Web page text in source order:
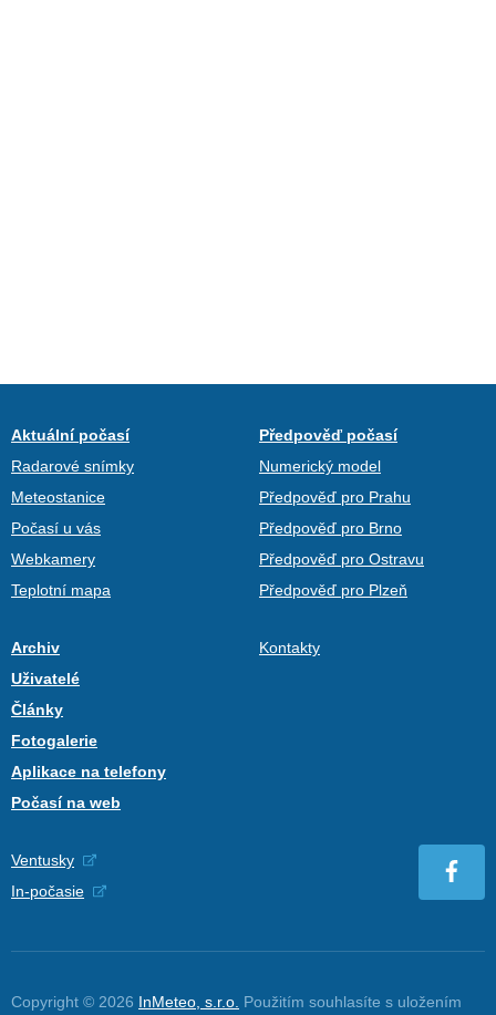
Aktuální počasí
Radarové snímky
Meteostanice
Počasí u vás
Webkamery
Teplotní mapa
Předpověď počasí
Numerický model
Předpověď pro Prahu
Předpověď pro Brno
Předpověď pro Ostravu
Předpověď pro Plzeň
Archiv
Uživatelé
Články
Fotogalerie
Aplikace na telefony
Počasí na web
Kontakty
Ventusky
In-počasie
Copyright © 2026 InMeteo, s.r.o. Použitím souhlasíte s uložením